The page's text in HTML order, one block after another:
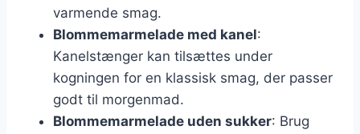
varmende smag.
Blommemarmelade med kanel:
Kanelstænger kan tilsættes under
kogningen for en klassisk smag, der passer
godt til morgenmad.
Blommemarmelade uden sukker: Brug